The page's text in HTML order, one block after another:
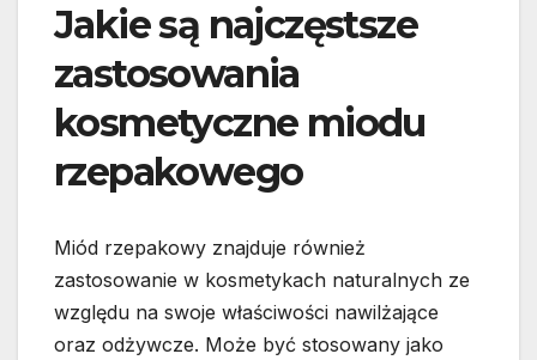
Jakie są najczęstsze
zastosowania
kosmetyczne miodu
rzepakowego
Miód rzepakowy znajduje również
zastosowanie w kosmetykach naturalnych ze
względu na swoje właściwości nawilżające
oraz odżywcze. Może być stosowany jako